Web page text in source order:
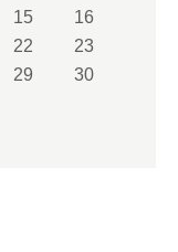
15
16
22
23
29
30